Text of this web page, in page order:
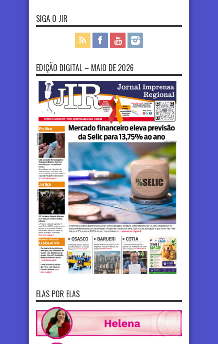
SIGA O JIR
EDIÇÃO DIGITAL – MAIO DE 2026
ELAS POR ELAS